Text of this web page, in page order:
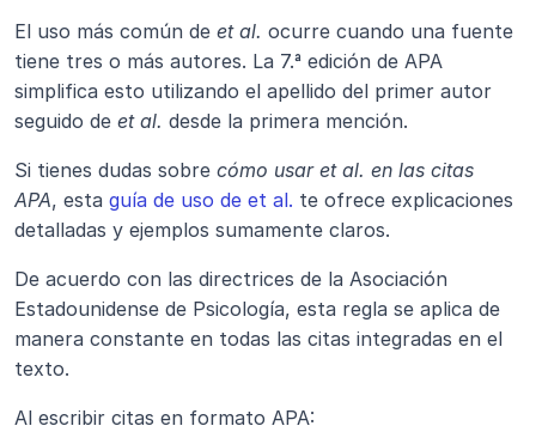
El uso más común de et al. ocurre cuando una fuente
tiene tres o más autores. La 7.ª edición de APA
simplifica esto utilizando el apellido del primer autor
seguido de et al. desde la primera mención.
Si tienes dudas sobre cómo usar et al. en las citas
APA, esta guía de uso de et al. te ofrece explicaciones
detalladas y ejemplos sumamente claros.
De acuerdo con las directrices de la Asociación
Estadounidense de Psicología, esta regla se aplica de
manera constante en todas las citas integradas en el
texto.
Al escribir citas en formato APA: